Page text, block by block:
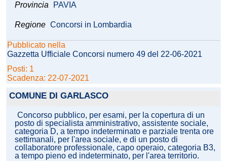
Provincia PAVIA
Regione Concorsi in Lombardia
Pubblicato nella
Gazzetta Ufficiale Concorsi numero 49 del 22-06-2021
Posti: 1
Scadenza: 22-07-2021
COMUNE DI GARLASCO
Concorso pubblico, per esami, per la copertura di un
posto di specialista amministrativo, assistente sociale,
categoria D, a tempo indeterminato e parziale trenta ore
settimanali, per l'area sociale, e di un posto di
collaboratore professionale, capo operaio, categoria B3,
a tempo pieno ed indeterminato, per l'area territorio.